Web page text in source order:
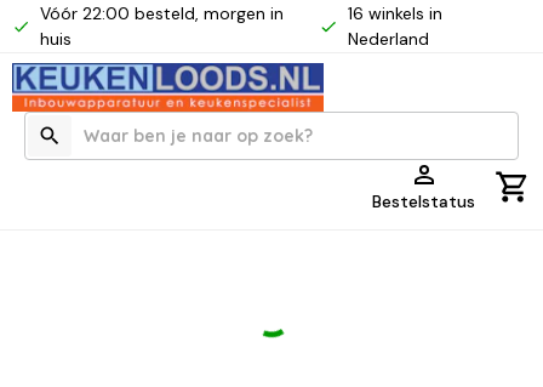
Vóór 22:00 besteld, morgen in
huis
16 winkels in
Nederland
Bestelstatus